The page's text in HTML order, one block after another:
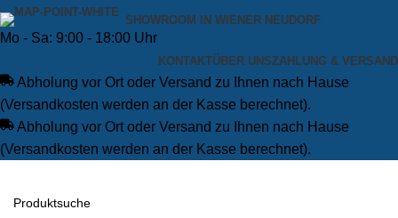
SHOWROOM IN WIENER NEUDORF
Mo - Sa: 9:00 - 18:00 Uhr
KONTAKTÜBER UNSZAHLUNG & VERSAND
Abholung vor Ort oder Versand zu Ihnen nach Hause
(Versandkosten werden an der Kasse berechnet).
Abholung vor Ort oder Versand zu Ihnen nach Hause
(Versandkosten werden an der Kasse berechnet).